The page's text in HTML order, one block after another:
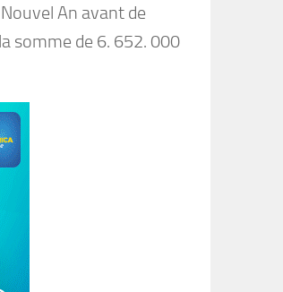
An avant de
somme de 6. 652. 000